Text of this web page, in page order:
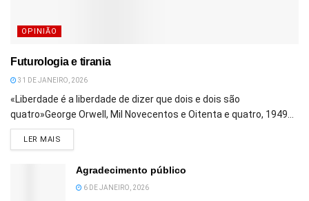
OPINIÃO
Futurologia e tirania
31 DE JANEIRO, 2026
«Liberdade é a liberdade de dizer que dois e dois são
quatro»George Orwell, Mil Novecentos e Oitenta e quatro, 1949...
LER MAIS
Agradecimento público
6 DE JANEIRO, 2026